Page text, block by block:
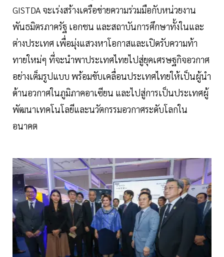
GISTDA จะเร่งสร้างเครือข่ายความร่วมมือกับหน่วยงาน
พันธมิตรภาครัฐ เอกชน และสถาบันการศึกษาทั้งในและ
ต่างประเทศ เพื่อมุ่งแสวงหาโอกาสและเปิดรับความท้า
ทายใหม่ๆ ที่จะนำพาประเทศไทยไปสู่ยุคเศรษฐกิจอวกาศ
อย่างเต็มรูปแบบ พร้อมขับเคลื่อนประเทศไทยให้เป็นผู้นำ
ด้านอวกาศในภูมิภาคอาเซียน และไปสู่การเป็นประเทศผู้
พัฒนาเทคโนโลยีและนวัตกรรมอวกาศระดับโลกใน
อนาคต